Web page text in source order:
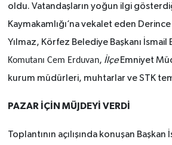
oldu. Vatandaşların yoğun ilgi
Kaymakamlığı’na vekalet eden Derince
Yılmaz, Körfez Belediye Başkanı İsmail
Komutanı Cem Erduvan, İlçeEmniyet
kurum müdürleri, muhtarlar ve STK
PAZAR İÇİN MÜJDEYİ VERDİ
Toplantının açılışında konuşan Başkan